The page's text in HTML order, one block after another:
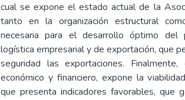
cual se expone el estado actual de la
tanto en la organización estructural
necesaria para el desarrollo óptimo del
logística empresarial y de exportación, que
seguridad las exportaciones.
económico y financiero, expone la
que presenta indicadores favorables, que